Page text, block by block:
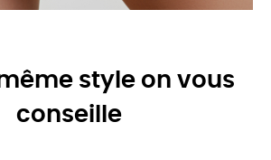
style on vous
conseille